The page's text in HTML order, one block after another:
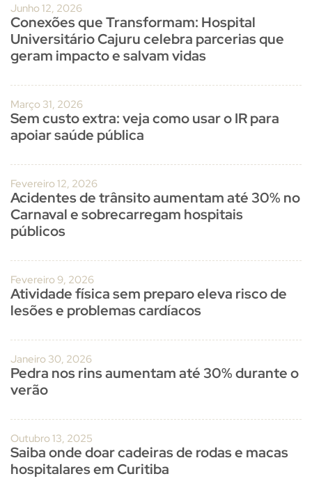
Junho 12, 2026
Conexões que Transformam: Hospital
Universitário Cajuru celebra parcerias que
geram impacto e salvam vidas
Março 31, 2026
Sem custo extra: veja como usar o IR para
apoiar saúde pública
Fevereiro 12, 2026
Acidentes de trânsito aumentam até 30% no
Carnaval e sobrecarregam hospitais
públicos
Fevereiro 9, 2026
Atividade física sem preparo eleva risco de
lesões e problemas cardíacos
Janeiro 30, 2026
Pedra nos rins aumentam até 30% durante o
verão
Outubro 13, 2025
Saiba onde doar cadeiras de rodas e macas
hospitalares em Curitiba